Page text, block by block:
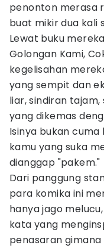
penonton merasa
buat mikir dua kali
Lewat buku
Golongan Kami,
kegelisahan
yang sempit dan
liar, sindiran
yang dikemas
Isinya bukan
kamu yang suka
dianggap "pakem."
Dari panggung
para komika ini
hanya jago
kata yang
penasaran